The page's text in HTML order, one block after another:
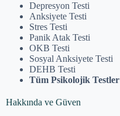
Depresyon Testi
Anksiyete Testi
Stres Testi
Panik Atak Testi
OKB Testi
Sosyal Anksiyete Testi
DEHB Testi
Tüm Psikolojik Testler
Hakkında ve Güven